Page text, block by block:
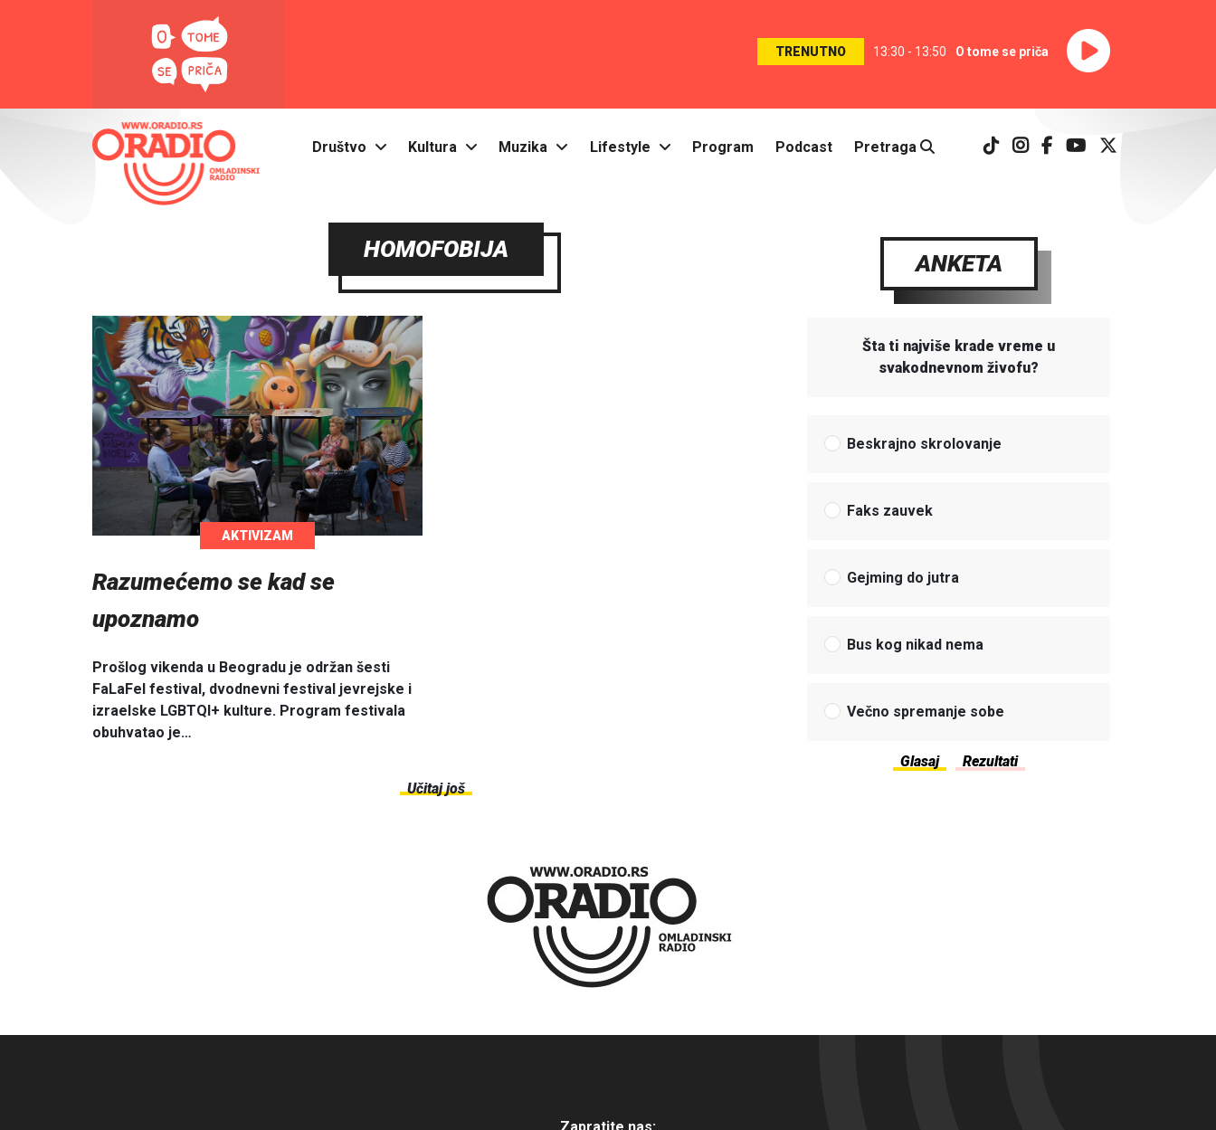
TRENUTNO 13:30 - 13:50 O tome se priča
Društvo Kultura Muzika Lifestyle Program Podcast Pretraga
HOMOFOBIJA
AKTIVIZAM
Razumećemo se kad se
upoznamo
Prošlog vikenda u Beogradu je održan šesti
FaLaFel festival, dvodnevni festival jevrejske i
izraelske LGBTQI+ kulture. Program festivala
obuhvatao je…
Učitaj još
ANKETA
Šta ti najviše krade vreme u
svakodnevnom živofu?
Beskrajno skrolovanje
Faks zauvek
Gejming do jutra
Bus kog nikad nema
Večno spremanje sobe